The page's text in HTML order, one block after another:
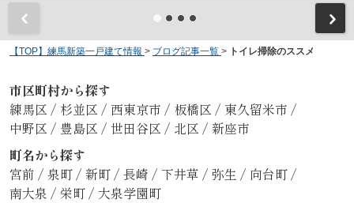
【TOP】練馬新築一戸建て情報 > ブログ記事一覧 > トイレ掃除のススメ
市区町村から探す
練馬区 / 杉並区 / 西東京市 / 板橋区 / 東久留米市 /
中野区 / 豊島区 / 世田谷区 / 北区 / 新座市
町名から探す
宮前 / 泉町 / 新町 / 長崎 / 下井草 / 弥生 / 向台町 /
南大泉 / 栄町 / 大泉学園町